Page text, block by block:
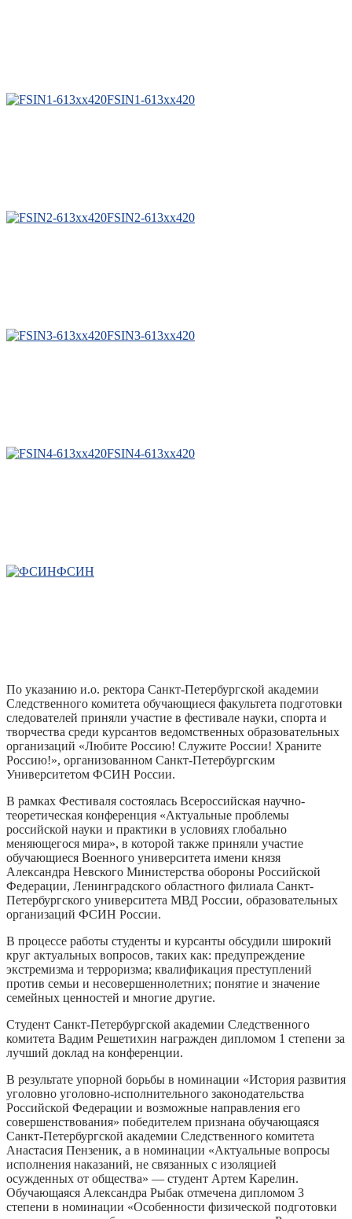
FSIN1-613xx420
FSIN2-613xx420
FSIN3-613xx420
FSIN4-613xx420
ФСИН
По указанию и.о. ректора Санкт-Петербургской академии
Следственного комитета обучающиеся факультета подготовки
следователей приняли участие в фестивале науки, спорта и
творчества среди курсантов ведомственных образовательных
организаций «Любите Россию! Служите России! Храните
Россию!», организованном Санкт-Петербургским
Университетом ФСИН России.
В рамках Фестиваля состоялась Всероссийская научно-
теоретическая конференция «Актуальные проблемы
российской науки и практики в условиях глобально
меняющегося мира», в которой также приняли участие
обучающиеся Военного университета имени князя
Александра Невского Министерства обороны Российской
Федерации, Ленинградского областного филиала Санкт-
Петербургского университета МВД России, образовательных
организаций ФСИН России.
В процессе работы студенты и курсанты обсудили широкий
круг актуальных вопросов, таких как: предупреждение
экстремизма и терроризма; квалификация преступлений
против семьи и несовершеннолетних; понятие и значение
семейных ценностей и многие другие.
Студент Санкт-Петербургской академии Следственного
комитета Вадим Решетихин награжден дипломом 1 степени за
лучший доклад на конференции.
В результате упорной борьбы в номинации «История развития
уголовно уголовно-исполнительного законодательства
Российской Федерации и возможные направления его
совершенствования» победителем признана обучающаяся
Санкт-Петербургской академии Следственного комитета
Анастасия Пензеник, а в номинации «Актуальные вопросы
исполнения наказаний, не связанных с изоляцией
осужденных от общества» — студент Артем Карелин.
Обучающаяся Александра Рыбак отмечена дипломом 3
степени в номинации «Особенности физической подготовки